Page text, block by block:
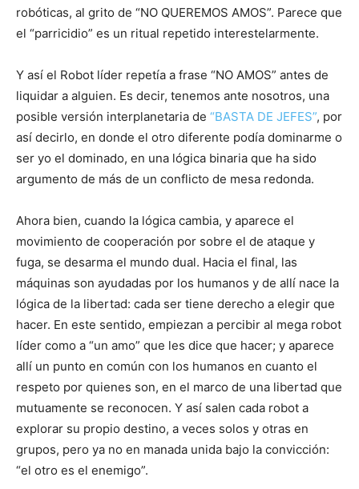
robóticas, al grito de “NO QUEREMOS AMOS”. Parece que
el “parricidio” es un ritual repetido interestelarmente.
Y así el Robot líder repetía a frase “NO AMOS” antes de
liquidar a alguien. Es decir, tenemos ante nosotros, una
posible versión interplanetaria de “BASTA DE JEFES”, por
así decirlo, en donde el otro diferente podía dominarme o
ser yo el dominado, en una lógica binaria que ha sido
argumento de más de un conflicto de mesa redonda.
Ahora bien, cuando la lógica cambia, y aparece el
movimiento de cooperación por sobre el de ataque y
fuga, se desarma el mundo dual. Hacia el final, las
máquinas son ayudadas por los humanos y de allí nace la
lógica de la libertad: cada ser tiene derecho a elegir que
hacer. En este sentido, empiezan a percibir al mega robot
líder como a “un amo” que les dice que hacer; y aparece
allí un punto en común con los humanos en cuanto el
respeto por quienes son, en el marco de una libertad que
mutuamente se reconocen. Y así salen cada robot a
explorar su propio destino, a veces solos y otras en
grupos, pero ya no en manada unida bajo la convicción:
“el otro es el enemigo”.